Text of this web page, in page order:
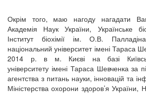
Окрім того, маю нагоду нагадати
Академія Наук України, Українське
Інститут біохімії ім. О.В.
національний університет імені Тараса
2014 р. в м. Києві на базі
університету імені Тараса Шевченка за
агентства з питань науки, інновацій та
Міністерства охорони здоров’я України,